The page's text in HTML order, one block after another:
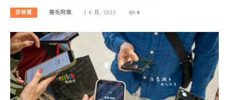
菲律賓 捲毛阿偉 1 6 月, 2023 0